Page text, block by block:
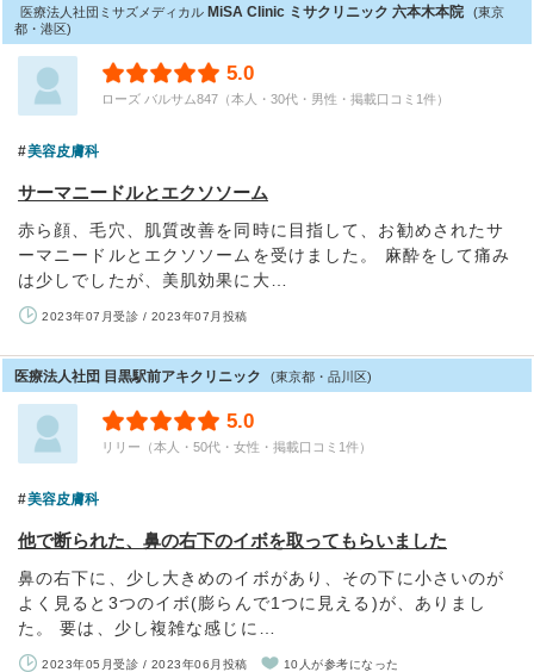
医療法人社団ミサズメディカル MiSA Clinic ミサクリニック 六本木本院
(東京
都・港区)
5.0
ローズ バルサム847（本人・30代・男性・掲載口コミ1件）
美容皮膚科
サーマニードルとエクソソーム
赤ら顔、毛穴、肌質改善を同時に目指して、お勧めされたサ
ーマニードルとエクソソームを受けました。 麻酔をして痛み
は少しでしたが、美肌効果に大…
2023年07月受診 / 2023年07月投稿
医療法人社団 目黒駅前アキクリニック (東京都・品川区)
5.0
リリー（本人・50代・女性・掲載口コミ1件）
美容皮膚科
他で断られた、鼻の右下のイボを取ってもらいました
鼻の右下に、少し大きめのイボがあり、その下に小さいのが
よく見ると3つのイボ(膨らんで1つに見える)が、ありまし
た。 要は、少し複雑な感じに…
2023年05月受診 / 2023年06月投稿 10人が参考になった